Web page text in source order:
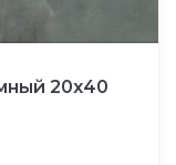
20х40